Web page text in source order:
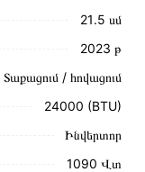
կայքում նշված
21․5 սմ
2023 թ
Տաքացում / հովացում
24000 (BTU)
Ինվերտոր
1090 Վտ